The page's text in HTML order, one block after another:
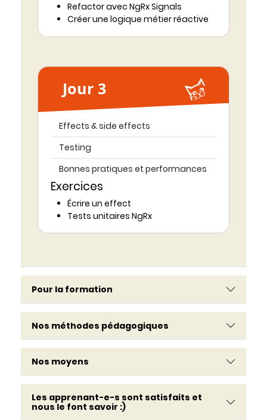
Refactor avec NgRx Signals
Créer une logique métier réactive
Jour 3
Effects & side effects
Testing
Bonnes pratiques et performances
Exercices
Écrire un effect
Tests unitaires NgRx
Pour la formation
Nos méthodes pédagogiques
Nos moyens
Les apprenant-e-s sont satisfaits et
nous le font savoir :)